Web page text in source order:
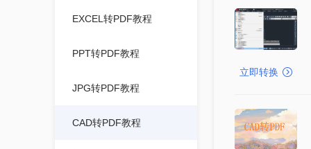
EXCEL转PDF教程
PPT转PDF教程
JPG转PDF教程
CAD转PDF教程
立即转换